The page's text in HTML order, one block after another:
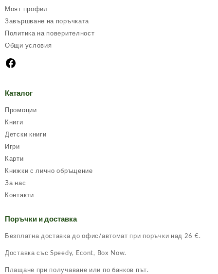
Моят профил
Завършване на поръчката
Политика на поверителност
Общи условия
Каталог
Промоции
Книги
Детски книги
Игри
Карти
Книжки с лично обръщение
За нас
Контакти
Поръчки и доставка
Безплатна доставка до офис/автомат при поръчки над 26 €.
Доставка със Speedy, Econt, Box Now.
Плащане при получаване или по банков път.